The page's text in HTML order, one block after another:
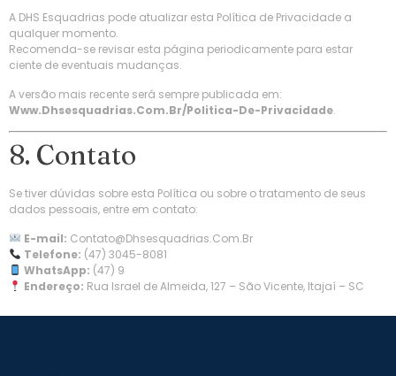
A DHS Esquadrias pode atualizar esta Política de Privacidade a
qualquer momento.
Recomenda-se revisar esta página periodicamente para estar
ciente de eventuais mudanças.
A versão mais recente será sempre publicada em:
Www.dhsesquadrias.com.br/politica-De-Privacidade.
8. Contato
Se tiver dúvidas sobre esta Política ou sobre o tratamento de seus
dados pessoais, entre em contato:
E-mail: Contato@dhsesquadrias.com.br
Telefone: (47) 3045-8081
WhatsApp: (47) 9
Endereço: Rua Israel de Almeida, 127 – São Vicente, Itajaí – SC